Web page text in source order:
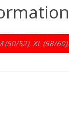
(50/52), XL (58/60),